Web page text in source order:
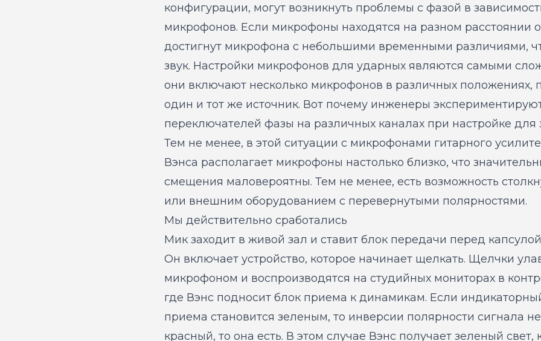
конфигурации, могут возникнуть проблемы с фазой в
микрофонов. Если микрофоны находятся на разном расстоянии
достигнут микрофона с небольшими временными различиями,
звук. Настройки микрофонов для ударных являются самыми
они включают несколько микрофонов в различных
один и тот же источник. Вот почему инженеры
переключателей фазы на различных каналах при настройке для
Тем не менее, в этой ситуации с микрофонами гитарного
Вэнса располагает микрофоны настолько близко, что
смещения маловероятны. Тем не менее, есть возможность
или внешним оборудованием с перевернутыми полярностями.
Мы действительно сработались
Мик заходит в живой зал и ставит блок передачи перед
Он включает устройство, которое начинает щелкать. Щелчки
микрофоном и воспроизводятся на студийных мониторах в
где Вэнс подносит блок приема к динамикам. Если
приема становится зеленым, то инверсии полярности сигнала
красный, то она есть. В этом случае Вэнс получает зеленый свет,